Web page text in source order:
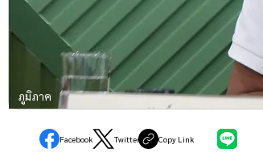
ภูมิภาค
Facebook Twitter Copy Link